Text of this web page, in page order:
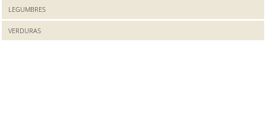
LEGUMBRES
VERDURAS